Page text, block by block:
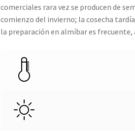
comerciales rara vez se producen de
comienzo del invierno; la cosecha
la preparación en almíbar es